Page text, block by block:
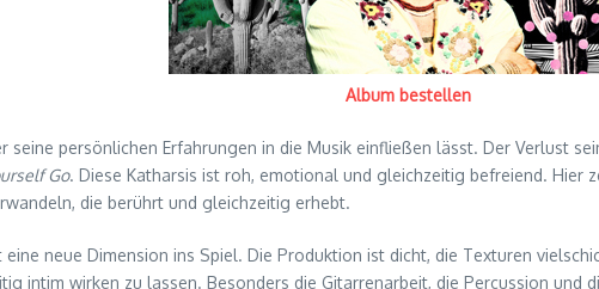
Album bestellen
seine persönlichen Erfahrungen in die Musik einfließen lässt. Der Verlust
Go. Diese Katharsis ist roh, emotional und gleichzeitig befreiend. Hier
die berührt und gleichzeitig erhebt.
neue Dimension ins Spiel. Die Produktion ist dicht, die Texturen
intim wirken zu lassen. Besonders die Gitarrenarbeit, die Percussion und